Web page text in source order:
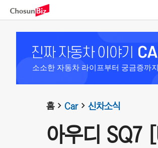
소소한 자동차 라이프부터 궁금증까
홈 Car 신차소식
아우디 SQ7